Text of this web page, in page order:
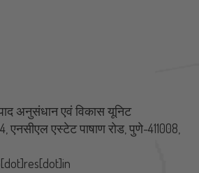
अनुसंधान एवं विकास यूनिट
एनसीएल एस्टेट पाषाण रोड, पुणे-411008,